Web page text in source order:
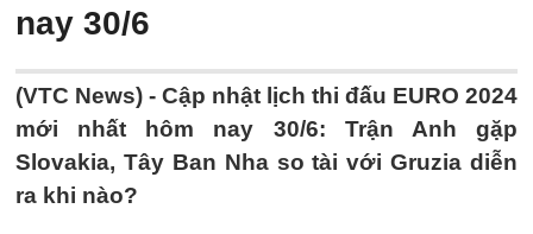
nay 30/6
(VTC News) - Cập nhật lịch thi đấu EURO 2024
mới nhất hôm nay 30/6: Trận Anh gặp
Slovakia, Tây Ban Nha so tài với Gruzia diễn
ra khi nào?